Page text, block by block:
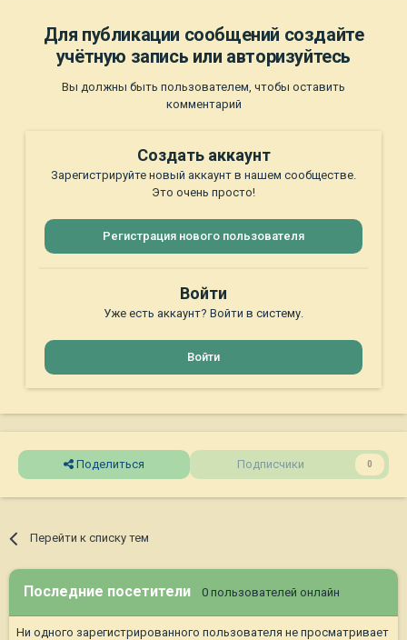
Для публикации сообщений создайте
учётную запись или авторизуйтесь
Вы должны быть пользователем, чтобы оставить
комментарий
Создать аккаунт
Зарегистрируйте новый аккаунт в нашем сообществе.
Это очень просто!
Регистрация нового пользователя
Войти
Уже есть аккаунт? Войти в систему.
Войти
Поделиться Подписчики 0
Перейти к списку тем
Последние посетители 0 пользователей онлайн
Ни одного зарегистрированного пользователя не просматривает